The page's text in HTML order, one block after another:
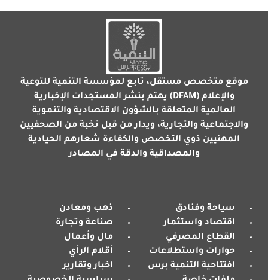
موقع متخصص مستقل، تابع لمؤسسة التنمية للتوعية
والإعلام (DFAM) يهتم بنشر المستجدات الإخبارية
العالمية المتعلقة بالشؤون الاقتصادية والتنموية
والاجتماعية والتجارية، ويدار من قبل نخبة من الصحفيين
المهنيين ذوي التخصص والكفاءة شعارهم الحيادية
والمصداقية والدقة في المصادر
سياحة وفنادق
ذهب ومعادن
اقتصاد واستثمار
صناعة وتجارة
القطاع المصرفي
مال وأعمال
حوارات واستطلاعات
أقلام الرأي
افتتاحية التنمية برس
اخبار وتقارير